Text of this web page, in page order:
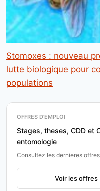
Stomoxes : nouveau
lutte biologique pour
populations
OFFRES D'EMPLOI
Stages, theses, CDD et
entomologie
Consultez les dernieres
Voir les offres